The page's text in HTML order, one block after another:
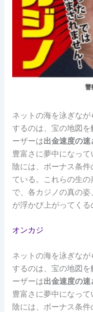
ネットの海を泳ぎな
するのは、宝の地図
ーザーは出金速度の速
豊富さに夢中になっ
陰には、ボーナス条
ている。これらの生
で、各カジノの真の姿
が浮かび上がってくる
オンカジ
ネットの海を泳ぎな
するのは、宝の地図
ーザーは出金速度の速
豊富さに夢中になっ
陰には、ボーナス条